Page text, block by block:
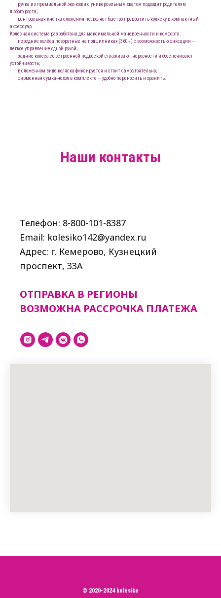
· ручка из премиальной эко‑кожи с универсальным хватом подходит родителям
любого роста;
· центральная кнопка сложения позволяет быстро превратить коляску в компактный
аксессуар.
Колёсная система разработана для максимальной манёвренности и комфорта:
· передние колёса поворотные на подшипниках (360∘) с возможностью фиксации —
лёгкое управление одной рукой;
· задние колёса со встроенной подвеской сглаживают неровности и обеспечивают
устойчивость;
· в сложенном виде коляска фиксируется и стоит самостоятельно;
· фирменная сумка‑чехол в комплекте — удобно переносить и хранить.
Наши контакты
Телефон: 8-800-101-8387
Email: kolesiko142@yandex.ru
Адрес: г. Кемерово, Кузнецкий
проспект, 33A
ОТПРАВКА В РЕГИОНЫ
ВОЗМОЖНА РАССРОЧКА ПЛАТЕЖА
© 2020-2024 kolesiko